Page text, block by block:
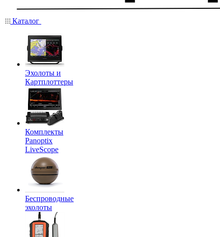
Каталог
Эхолоты и
Картплоттеры
Комплекты
Panoptix
LiveScope
Беспроводные
эхолоты